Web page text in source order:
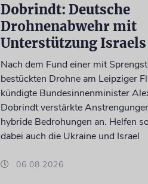
Dobrindt: Deutsche
Drohnenabwehr mit
Unterstützung Israels
Nach dem Fund einer mit
bestückten Drohne am Leipziger
kündigte Bundesinnenminister
Dobrindt verstärkte
hybride Bedrohungen an. Helfen
dabei auch die Ukraine und Israel
06.08.2026